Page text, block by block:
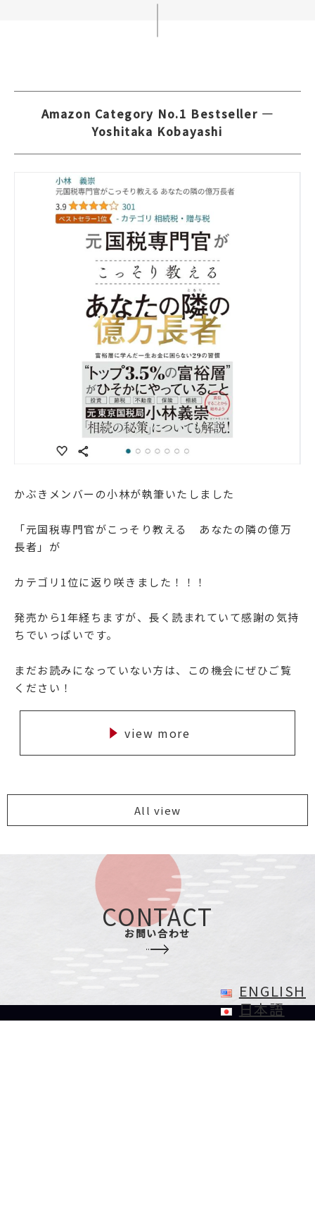
ENGLISH
日本語
Amazon Category No.1 Bestseller —
Yoshitaka Kobayashi
かぶきメンバーの小林が執筆いたしました
「元国税専門官がこっそり教える あなたの隣の億万
長者」が
カテゴリ1位に返り咲きました！！！
発売から1年経ちますが、長く読まれていて感謝の気持
ちでいっぱいです。
まだお読みになっていない方は、この機会にぜひご覧
ください！
view more
All view
CONTACT
お問い合わせ